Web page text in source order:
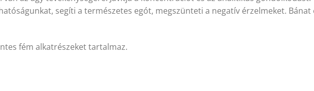
segíti a természetes egót, megszünteti a negatív érzelmeket. Bánat
fém alkatrészeket tartalmaz.